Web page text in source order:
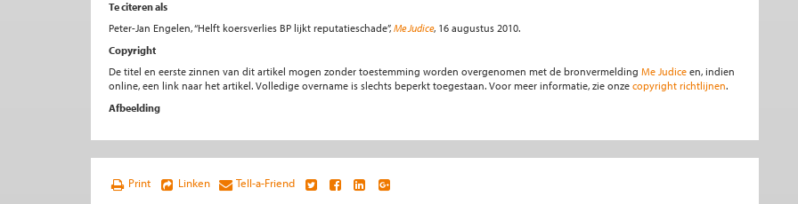
Te citeren als
Peter-Jan Engelen, “Helft koersverlies BP lijkt reputatieschade”, Me Judice, 16 augustus 2010.
Copyright
De titel en eerste zinnen van dit artikel mogen zonder toestemming worden overgenomen met de bronvermelding Me Judice en, indien
online, een link naar het artikel. Volledige overname is slechts beperkt toegestaan. Voor meer informatie, zie onze copyright richtlijnen.
Afbeelding
Print Linken Tell-a-Friend